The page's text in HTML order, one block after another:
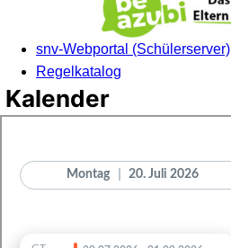
snv-Webportal (Schülerserver)
Regelkatalog
Kalender